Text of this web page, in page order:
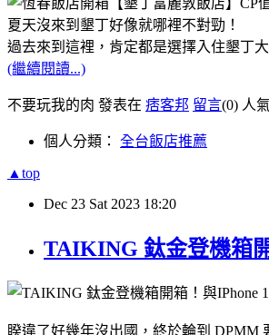
夏天沒來到墾丁好像就哪裡不對勁！
過去來到這裡，肯定都是選擇入住墾丁
(繼續閱讀...)
不要玩我的肉 發表在 痞客邦 留言(0) 人
個人分類： 全台飯店推薦
▲top
Dec 23 Sat 2023 18:20
TAIKING 鈦金登機箱
睽違了好幾年沒出國，終於輪到 DPMM